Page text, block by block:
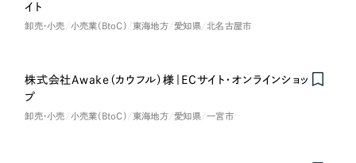
イト
卸売・小売 小売業（BtoC） 東海地方 愛知県 北名古屋市
株式会社Awake（カウフル）様｜ECサイト・オンラインショッ
プ
卸売・小売 小売業（BtoC） 東海地方 愛知県 一宮市